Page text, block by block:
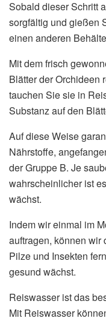
Sobald dieser Schritt
sorgfältig und gießen
einen anderen
Mit dem frisch
Blätter der Orchideen
tauchen Sie sie in
Substanz auf den
Auf diese Weise
Nährstoffe,
der Gruppe B. Je
wahrscheinlicher ist
wächst.
Indem wir einmal im
auftragen, können wir
Pilze und Insekten
gesund wächst.
Reiswasser ist das
Mit Reiswasser